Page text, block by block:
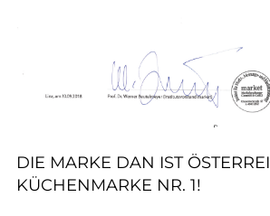
DIE MARKE DAN IST
KÜCHENMARKE NR. 1!